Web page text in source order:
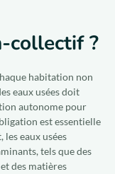
collectif ?
habitation non
eaux usées doit
autonome pour
est essentielle
eaux usées
tels que des
des matières